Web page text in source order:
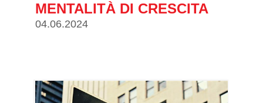
MENTALITÀ DI CRESCITA
04.06.2024